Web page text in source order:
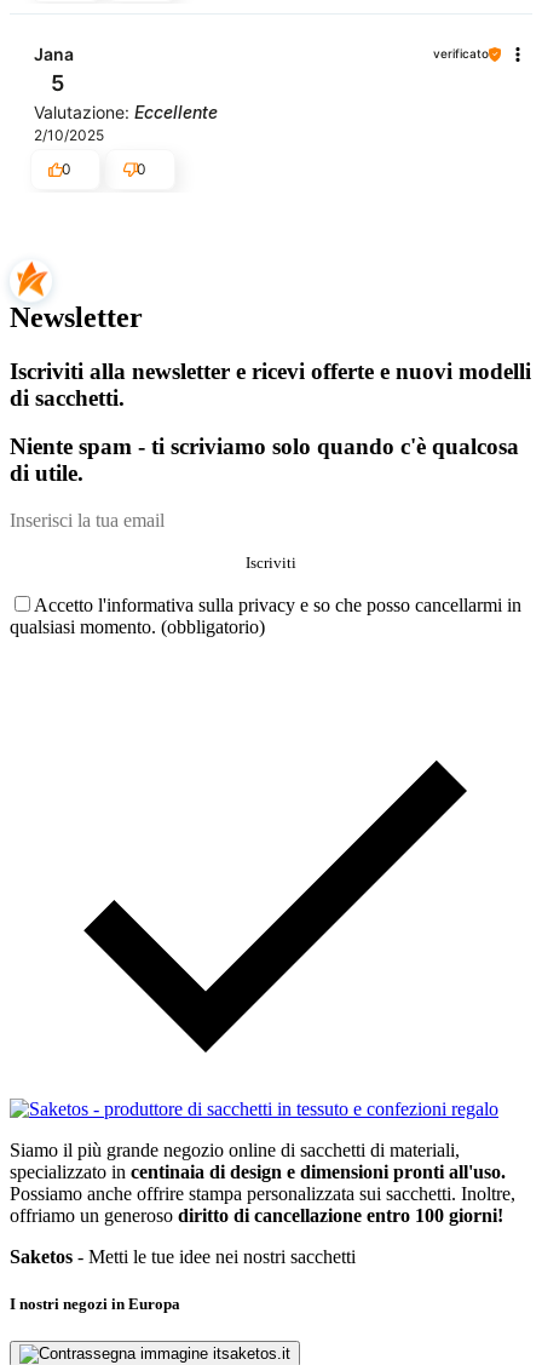
Jana verificato
5
Valutazione: Eccellente
2/10/2025
0
0
Newsletter
Iscriviti alla newsletter e ricevi offerte e nuovi modelli
di sacchetti.
Niente spam - ti scriviamo solo quando c'è qualcosa
di utile.
Accetto l'informativa sulla privacy e so che posso cancellarmi in
qualsiasi momento. (obbligatorio)
Siamo il più grande negozio online di sacchetti di materiali,
specializzato in centinaia di design e dimensioni pronti all'uso.
Possiamo anche offrire stampa personalizzata sui sacchetti. Inoltre,
offriamo un generoso diritto di cancellazione entro 100 giorni!
Saketos - Metti le tue idee nei nostri sacchetti
I nostri negozi in Europa
saketos.it